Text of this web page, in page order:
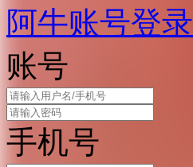
阿牛账号登录
账号
手机号